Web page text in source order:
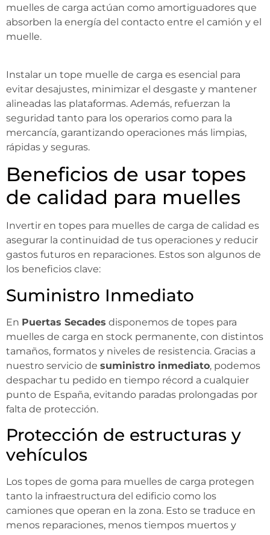
muelles de carga actúan como amortiguadores que
absorben la energía del contacto entre el camión y el
muelle.
Instalar un tope muelle de carga es esencial para
evitar desajustes, minimizar el desgaste y mantener
alineadas las plataformas. Además, refuerzan la
seguridad tanto para los operarios como para la
mercancía, garantizando operaciones más limpias,
rápidas y seguras.
Beneficios de usar topes
de calidad para muelles
Invertir en topes para muelles de carga de calidad es
asegurar la continuidad de tus operaciones y reducir
gastos futuros en reparaciones. Estos son algunos de
los beneficios clave:
Suministro Inmediato
En Puertas Secades disponemos de topes para
muelles de carga en stock permanente, con distintos
tamaños, formatos y niveles de resistencia. Gracias a
nuestro servicio de suministro inmediato, podemos
despachar tu pedido en tiempo récord a cualquier
punto de España, evitando paradas prolongadas por
falta de protección.
Protección de estructuras y
vehículos
Los topes de goma para muelles de carga protegen
tanto la infraestructura del edificio como los
camiones que operan en la zona. Esto se traduce en
menos reparaciones, menos tiempos muertos y